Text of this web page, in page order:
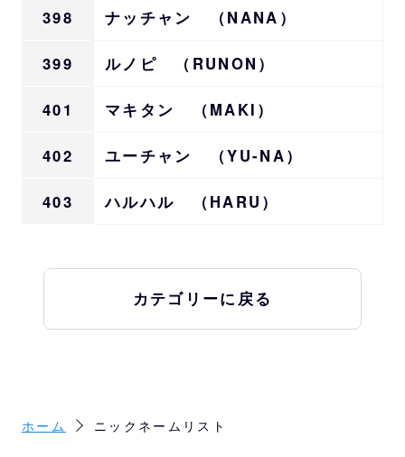
398 ナッチャン （NANA）
399 ルノピ （RUNON）
401 マキタン （MAKI）
402 ユーチャン （YU-NA）
403 ハルハル （HARU）
カテゴリーに戻る
ホーム ニックネームリスト